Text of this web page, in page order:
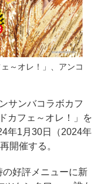
～オレ！」、アンコ
サンバコラボカフ
カフェ～オレ！」を
年1月30日（2024年
開催する。
好評メニューに新